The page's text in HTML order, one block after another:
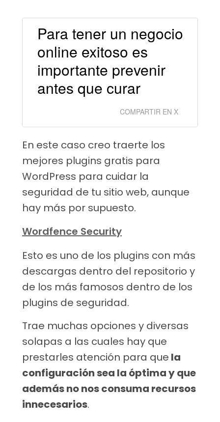
Para tener un negocio
online exitoso es
importante prevenir
antes que curar
COMPARTIR EN X
En este caso creo traerte los
mejores plugins gratis para
WordPress para cuidar la
seguridad de tu sitio web, aunque
hay más por supuesto.
Wordfence Security
Esto es uno de los plugins con más
descargas dentro del repositorio y
de los más famosos dentro de los
plugins de seguridad.
Trae muchas opciones y diversas
solapas a las cuales hay que
prestarles atención para que la
configuración sea la óptima y que
además no nos consuma recursos
innecesarios.